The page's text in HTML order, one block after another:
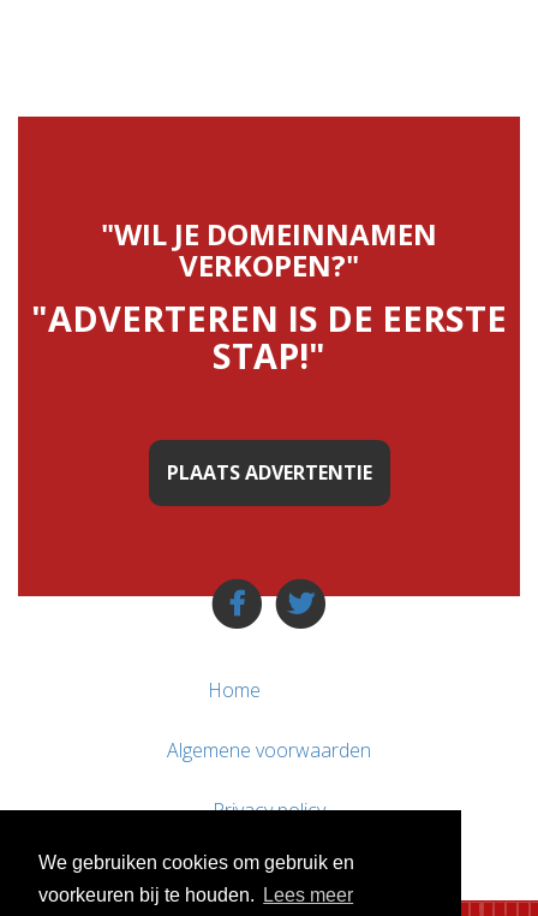
We gebruiken cookies om gebruik en
voorkeuren bij te houden.
Lees meer
"WIL JE DOMEINNAMEN
VERKOPEN?"
"ADVERTEREN IS DE EERSTE
STAP!"
PLAATS ADVERTENTIE
Home
Algemene voorwaarden
Privacy policy
Contact / Support